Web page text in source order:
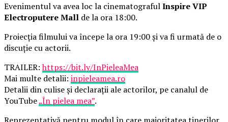
Evenimentul va avea loc la cinematografulInspire VIP
Electroputere Mall de la ora 18:00.
Proiecția filmului va începe la ora 19:00 și va fi urmată de o
discuție cu actorii.
TRAILER:https://bit.ly/InPieleaMea
Mai multe detalii: inpieleamea.ro
Detalii din culise și declarații ale actorilor, pe canalul de
YouTube„În pielea mea”.